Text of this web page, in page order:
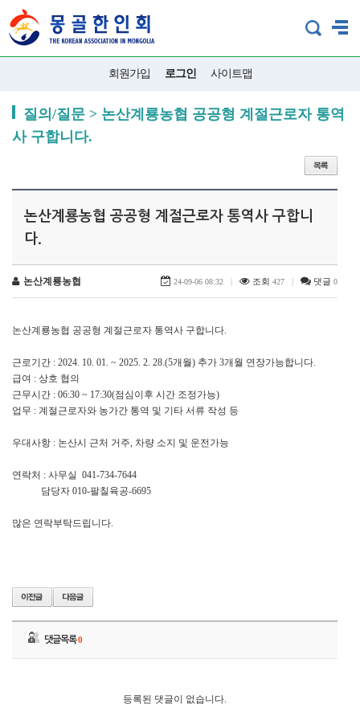
회원가입 로그인 사이트맵
질의/질문 > 논산계룡농협 공공형 계절근로자 통역
사 구합니다.
논산계룡농협 공공형 계절근로자 통역사 구합니
다.
논산계룡농협 24-09-06 08:32 | 조회 427 | 댓글 0
논산계룡농협 공공형 계절근로자 통역사 구합니다.
근로기간 : 2024. 10. 01. ~ 2025. 2. 28.(5개월) 추가 3개월 연장가능합니다.
급여 : 상호 협의
근무시간 : 06:30 ~ 17:30(점심이후 시간 조정가능)
업무 : 계절근로자와 농가간 통역 및 기타 서류 작성 등
우대사항 : 논산시 근처 거주, 차량 소지 및 운전가능
연락처 : 사무실 041-734-7644
담당자 010-팔칠육공-6695
많은 연락부탁드립니다.
댓글목록0
등록된 댓글이 없습니다.